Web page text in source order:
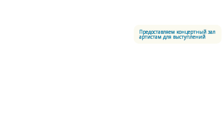
Предоставляем концертный зал
артистам для выступлений